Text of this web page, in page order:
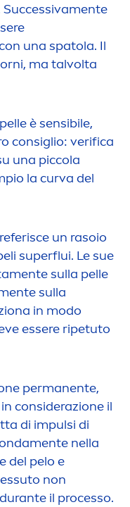
mente
una spatola. Il
ma talvolta
è sensibile,
consiglio: verifica
una piccola
la curva del
un rasoio
superflui. Le sue
mente sulla pelle
te sulla
in modo
essere ripetuto
permanente,
considerazione il
di impulsi di
mente nella
del pelo e
non
il processo.